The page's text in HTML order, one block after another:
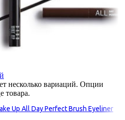
несколько вариаций. Опции
товара.
Up All Day Perfect Brush Eyeliner